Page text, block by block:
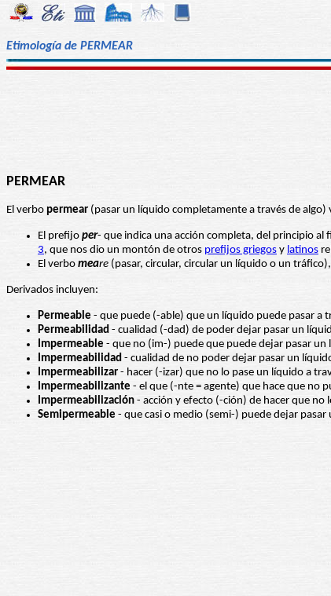
Etimología de PERMEAR
PERMEAR
El verbo permear (pasar un líquido completamente a través de algo)
El prefijo per- que indica una acción completa, del principio
3, que nos dio un montón de otros prefijos griegos y latinos
El verbo meare (pasar, circular, circular un líquido o un
Derivados incluyen:
Permeable - que puede (-able) que un líquido puede pasar a
Permeabilidad - cualidad (-dad) de poder dejar pasar un
Impermeable - que no (im-) puede que puede dejar pasar un
Impermeabilidad - cualidad de no poder dejar pasar un
Impermeabilizar - hacer (-izar) que no lo pase un líquido a
Impermeabilizante - el que (-nte = agente) que hace que no
Impermeabilización - acción y efecto (-ción) de hacer que no
Semipermeable - que casi o medio (semi-) puede dejar pasar